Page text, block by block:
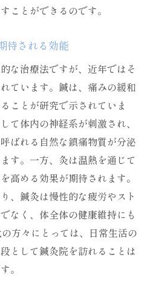
ことができるのです。
待される効能
な治療法ですが、近年ではそ
ています。鍼は、痛みの緩和
ことが研究で示されていま
て体内の神経系が刺激され、
ばれる自然な鎮痛物質が分泌
す。一方、灸は温熱を通じて
高める効果が期待されます。
、鍼灸は慢性的な疲労やスト
なく、体全体の健康維持にも
方々にとっては、日常生活の
として鍼灸院を訪れることは
。